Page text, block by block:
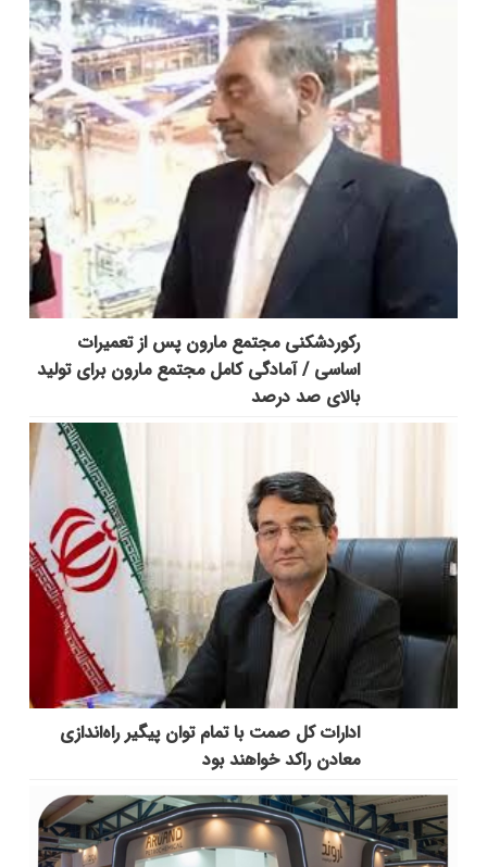
رکوردشکنی مجتمع مارون پس از تعمیرات
اساسی / آمادگی کامل مجتمع مارون برای تولید
بالای صد درصد
ادارات کل صمت با تمام توان پیگیر راه‌اندازی
معادن راکد خواهند بود